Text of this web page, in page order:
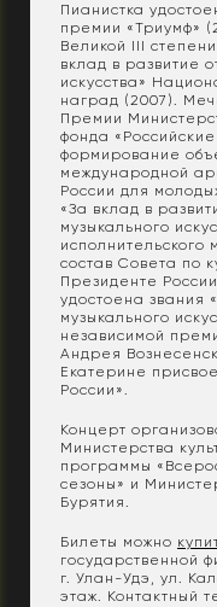
Пианистка
премии «Триумф»
Великой III
вклад в развитие
искусства»
наград (2007).
Премии
фонда
формирование
международной
России для
«За вклад в
музыкального
исполнительского
состав Совета по
Президенте
удостоена звания
музыкального
независимой
Андрея
Екатерине
России».
Концерт
Министерства
программы
сезоны» и
Бурятия.
Билеты можно
государственной
г. Улан-Удэ, ул.
этаж. Контактный